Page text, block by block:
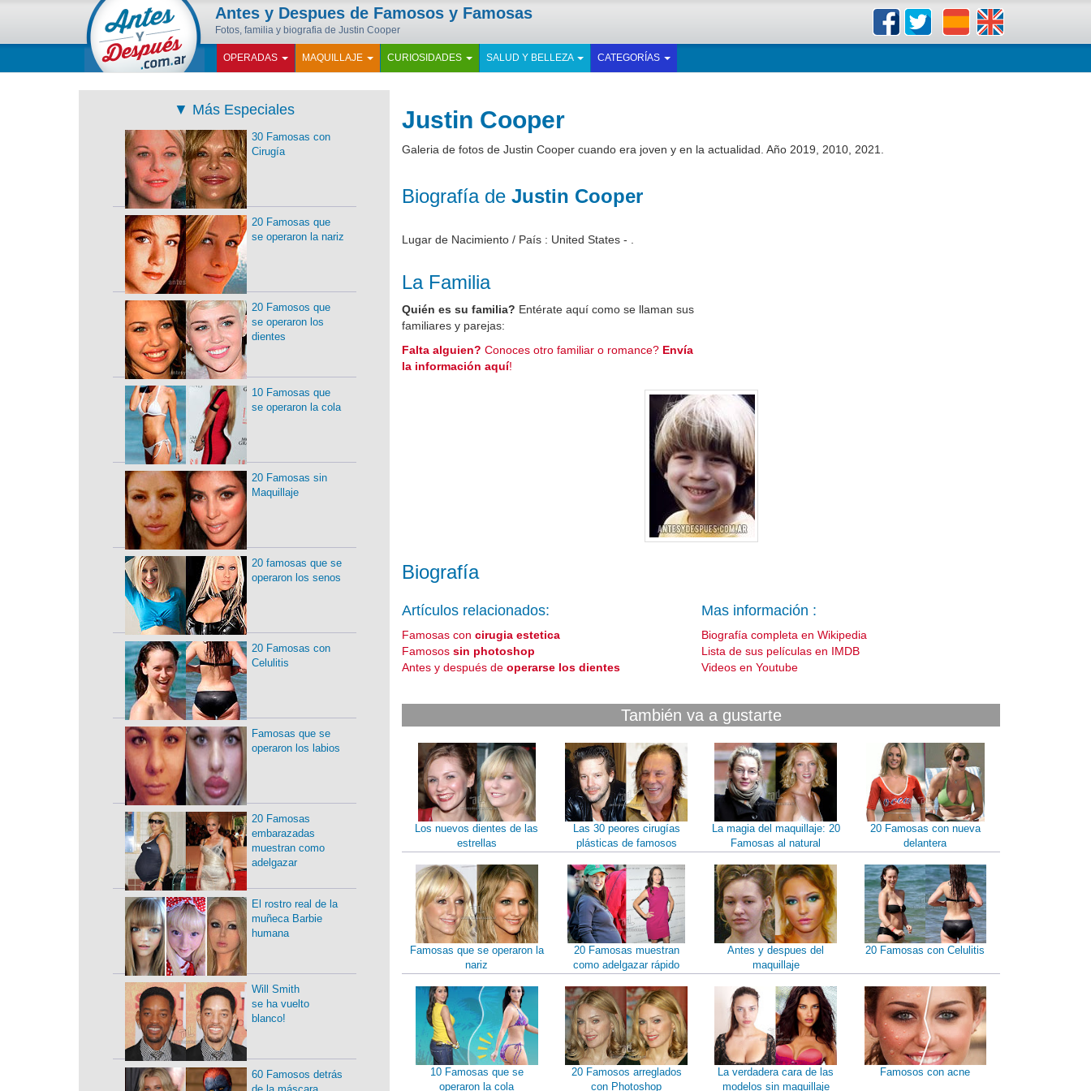
Antes y Despues de Famosos y Famosas
Fotos, familia y biografia de Justin Cooper
OPERADAS MAQUILLAJE CURIOSIDADES SALUD Y BELLEZA CATEGORÍAS
Justin Cooper
Galeria de fotos de Justin Cooper cuando era joven y en la actualidad. Año 2019, 2010, 2021.
Biografía deJustin Cooper
Lugar de Nacimiento / País : United States - .
La Familia
Quién es su familia? Entérate aquí como se llaman sus
familiares y parejas:
Falta alguien? Conoces otro familiar o romance? Envía
la información aquí!
Biografía
Artículos relacionados:
Famosas concirugia estetica
Famosossin photoshop
Antes y después deoperarse los dientes
Mas información :
Biografía completa en Wikipedia
Lista de sus películas en IMDB
Videos en Youtube
También va a gustarte
Los nuevos dientes de las
estrellas
Las 30 peores cirugías
plásticas de famosos
La magia del maquillaje: 20
Famosas al natural
20 Famosas con nueva
delantera
Famosas que se operaron la
nariz
20 Famosas muestran
como adelgazar rápido
Antes y despues del
maquillaje
20 Famosas con Celulitis
10 Famosas que se
operaron la cola
20 Famosos arreglados
con Photoshop
La verdadera cara de las
modelos sin maquillaje
Famosos con acne
▼ Más Especiales
30 Famosas con
Cirugía
20 Famosas que
se operaron la nariz
20 Famosos que
se operaron los
dientes
10 Famosas que
se operaron la cola
20 Famosas sin
Maquillaje
20 famosas que se
operaron los senos
20 Famosas con
Celulitis
Famosas que se
operaron los labios
20 Famosas
embarazadas
muestran como
adelgazar
El rostro real de la
muñeca Barbie
humana
Will Smith
se ha vuelto
blanco!
60 Famosos detrás